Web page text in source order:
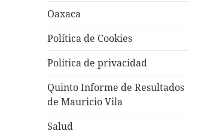
Oaxaca
Política de Cookies
Política de privacidad
Quinto Informe de Resultados
de Mauricio Vila
Salud